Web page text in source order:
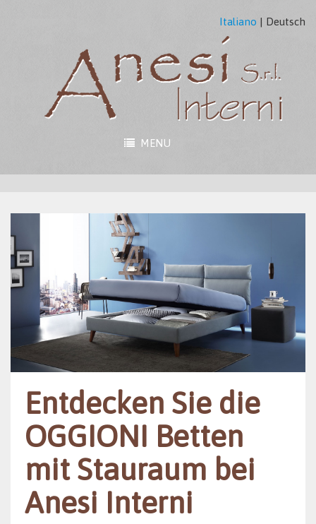
Italiano | Deutsch
MENU
Entdecken Sie die
OGGIONI Betten
mit Stauraum bei
Anesi Interni